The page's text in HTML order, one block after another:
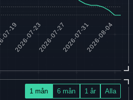
1 mån 6 mån 1 år Alla